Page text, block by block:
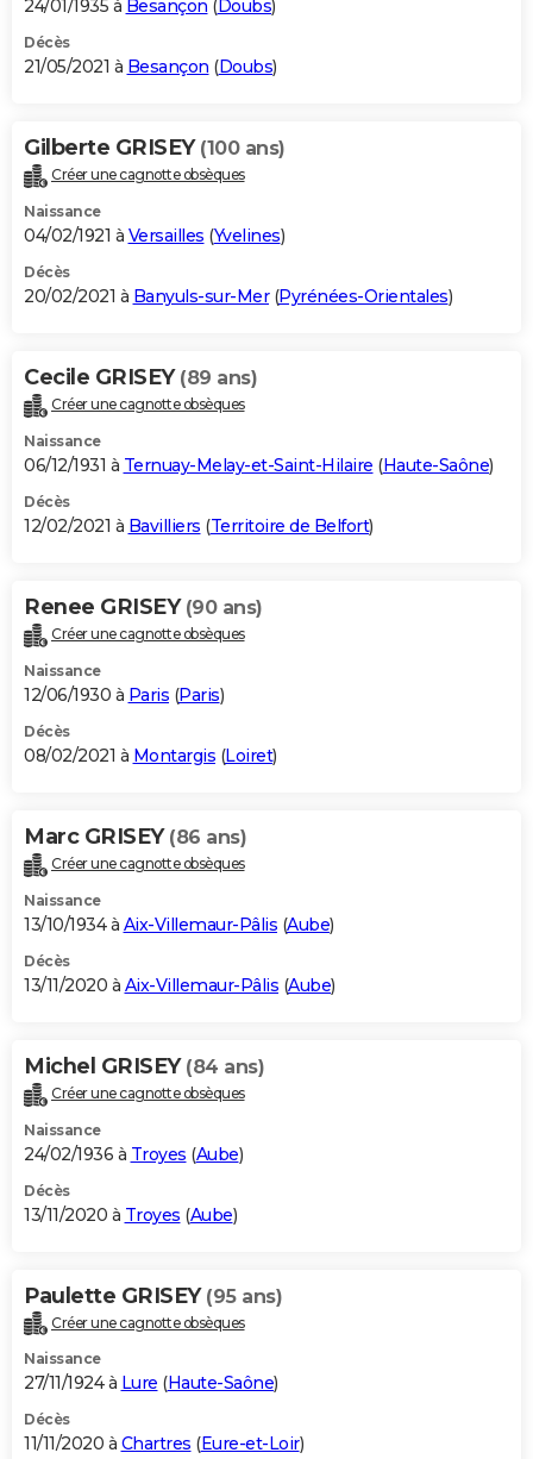
24/01/1935 à Besançon ( Doubs)
Décès
21/05/2021 à Besançon (Doubs)
Gilberte GRISEY (100 ans)
Créer une cagnotte obsèques
Naissance
04/02/1921 à Versailles (Yvelines)
Décès
20/02/2021 à Banyuls-sur-Mer(Pyrénées-Orientales)
Cecile GRISEY (89 ans)
Créer une cagnotte obsèques
Naissance
06/12/1931 à Ternuay-Melay-et-Saint-Hilaire (Haute-Saône)
Décès
12/02/2021 à Bavilliers (Territoire de Belfort)
Renee GRISEY (90 ans)
Créer une cagnotte obsèques
Naissance
12/06/1930 à Paris (Paris)
Décès
08/02/2021 à Montargis (Loiret)
Marc GRISEY (86 ans)
Créer une cagnotte obsèques
Naissance
13/10/1934 à Aix-Villemaur-Pâlis (Aube)
Décès
13/11/2020 à Aix-Villemaur-Pâlis (Aube)
Michel GRISEY (84 ans)
Créer une cagnotte obsèques
Naissance
24/02/1936 à Troyes (Aube)
Décès
13/11/2020 à Troyes (Aube)
Paulette GRISEY (95 ans)
Créer une cagnotte obsèques
Naissance
27/11/1924 à Lure (Haute-Saône)
Décès
11/11/2020 à Chartres (Eure-et-Loir)